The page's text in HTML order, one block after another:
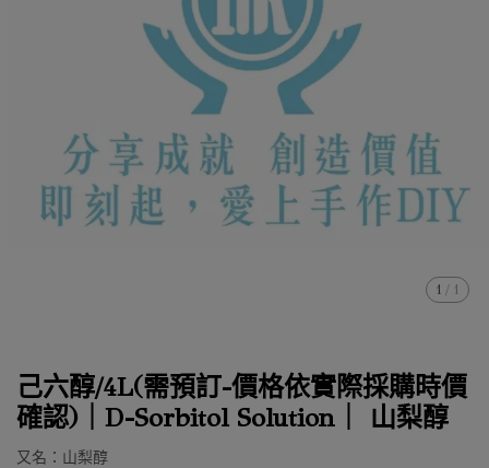
1 / 1
己六醇/4L(需預訂-價格依實際採購時價
確認)｜D-Sorbitol Solution｜ 山梨醇
又名：山梨醇